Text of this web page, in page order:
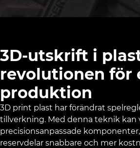
3D-utskrift i
revolutionen för
produktion
3D print plast har förändrat
tillverkning. Med denna teknik kan
precisionsanpassade
reservdelar snabbare och mer